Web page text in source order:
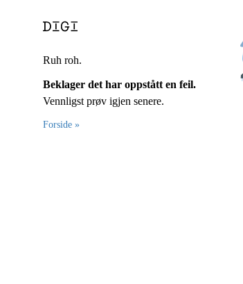
Ruh roh.
Beklager det har oppstått en feil.
Vennligst prøv igjen senere.
Forside »